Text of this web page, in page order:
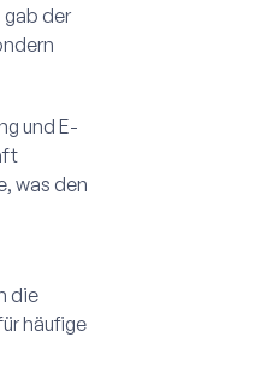
der
und E-
was den
die
häufige